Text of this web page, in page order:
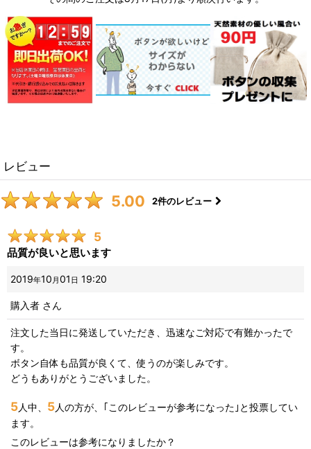
レビュー
5.00 2件のレビュー
5
品質が良いと思います
2019年10 月 01 日 19:20
購入者 さん
注文した当日に発送していただき、迅速なご対応で有難かったで
す。
ボタン自体も品質が良くて、使うのが楽しみです。
どうもありがとうございました。
5人中、 5人の方が、｢このレビューが参考になった｣と投票してい
ます。
このレビューは参考になりましたか？